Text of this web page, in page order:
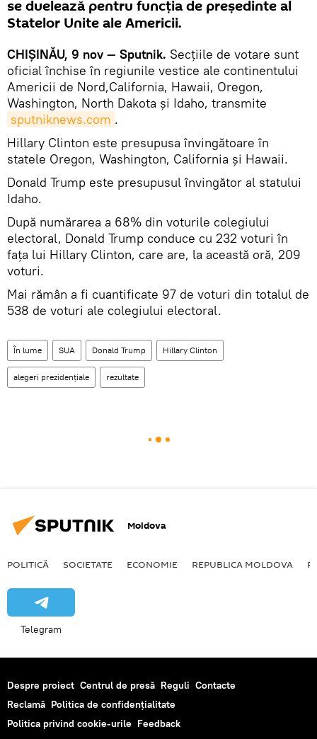
se duelează pentru funcţia de preşedinte al
Statelor Unite ale Americii.
CHIŞINĂU, 9 nov — Sputnik. Secţiile de votare sunt
oficial închise în regiunile vestice ale continentului
Americii de Nord,California, Hawaii, Oregon,
Washington, North Dakota şi Idaho, transmite
sputniknews.com .
Hillary Clinton este presupusa învingătoare în
statele Oregon, Washington, California şi Hawaii.
Donald Trump este presupusul învingător al statului
Idaho.
După numărarea a 68% din voturile colegiului
electoral, Donald Trump conduce cu 232 voturi în
faţa lui Hillary Clinton, care are, la această oră, 209
voturi.
Mai rămân a fi cuantificate 97 de voturi din totalul de
538 de voturi ale colegiului electoral.
În lume SUA Donald Trump Hillary Clinton
alegeri prezidenţiale rezultate
Moldova
POLITICĂ SOCIETATE ECONOMIE REPUBLICA MOLDOVA
Telegram
Despre proiect Centrul de presă Reguli Contacte
Reclamă Politica de confidențialitate
Politica privind cookie-urile Feedback